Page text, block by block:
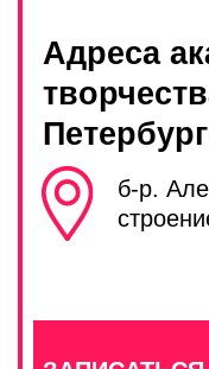
РАБОТА В